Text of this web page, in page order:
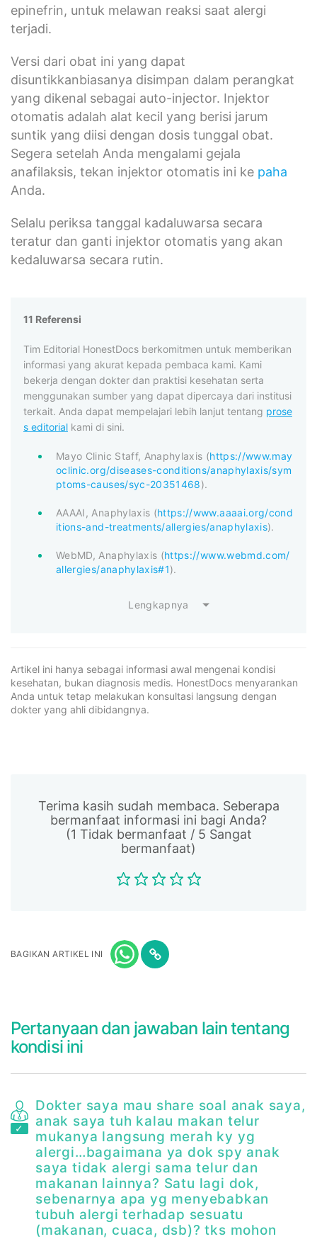
epinefrin, untuk melawan reaksi saat alergi
terjadi.
Versi dari obat ini yang dapat
disuntikkanbiasanya disimpan dalam perangkat
yang dikenal sebagai auto-injector. Injektor
otomatis adalah alat kecil yang berisi jarum
suntik yang diisi dengan dosis tunggal obat.
Segera setelah Anda mengalami gejala
anafilaksis, tekan injektor otomatis ini ke paha
Anda.
Selalu periksa tanggal kadaluwarsa secara
teratur dan ganti injektor otomatis yang akan
kedaluwarsa secara rutin.
11 Referensi
Tim Editorial HonestDocs berkomitmen untuk memberikan
informasi yang akurat kepada pembaca kami. Kami
bekerja dengan dokter dan praktisi kesehatan serta
menggunakan sumber yang dapat dipercaya dari institusi
terkait. Anda dapat mempelajari lebih lanjut tentang prose
s editorial kami di sini.
Mayo Clinic Staff, Anaphylaxis (https://www.may
oclinic.org/diseases-conditions/anaphylaxis/sym
ptoms-causes/syc-20351468).
AAAAI, Anaphylaxis (https://www.aaaai.org/cond
itions-and-treatments/allergies/anaphylaxis).
WebMD, Anaphylaxis (https://www.webmd.com/
allergies/anaphylaxis#1).
Lengkapnya
Artikel ini hanya sebagai informasi awal mengenai kondisi
kesehatan, bukan diagnosis medis. HonestDocs menyarankan
Anda untuk tetap melakukan konsultasi langsung dengan
dokter yang ahli dibidangnya.
Terima kasih sudah membaca. Seberapa
bermanfaat informasi ini bagi Anda?
(1 Tidak bermanfaat / 5 Sangat
bermanfaat)
BAGIKAN ARTIKEL INI
Pertanyaan dan jawaban lain tentang
kondisi ini
Dokter saya mau share soal anak saya,
anak saya tuh kalau makan telur
mukanya langsung merah ky yg
alergi…bagaimana ya dok spy anak
saya tidak alergi sama telur dan
makanan lainnya? Satu lagi dok,
sebenarnya apa yg menyebabkan
tubuh alergi terhadap sesuatu
(makanan, cuaca, dsb)? tks mohon